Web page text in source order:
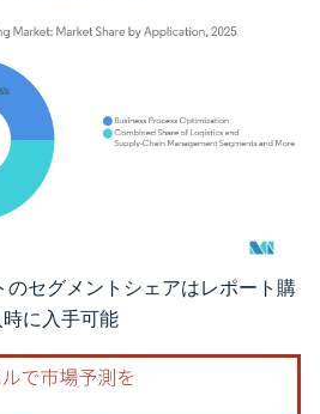
用にはCC BY 4.0の表示が必要です。
のセグメントシェアはレポート購
時に入手可能